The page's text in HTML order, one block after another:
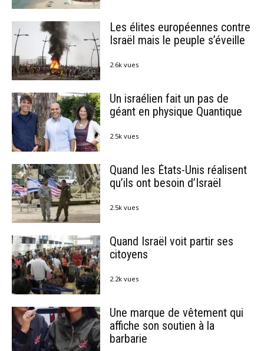
Les élites européennes contre
Israël mais le peuple s’éveille
2.6k vues
Un israélien fait un pas de
géant en physique Quantique
2.5k vues
Quand les États-Unis réalisent
qu’ils ont besoin d’Israël
2.5k vues
Quand Israël voit partir ses
citoyens
2.2k vues
Une marque de vêtement qui
affiche son soutien à la
barbarie